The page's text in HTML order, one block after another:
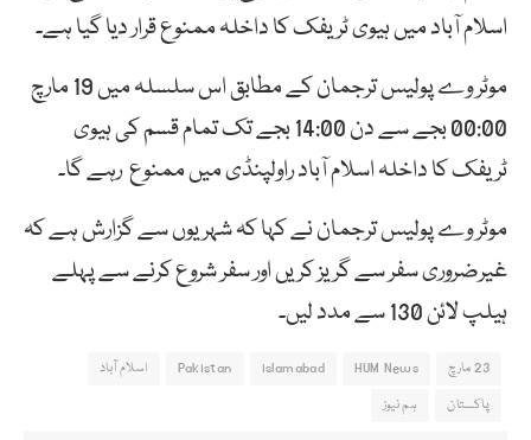
اسلام آباد میں ہیوی ٹریفک کا داخلہ ممنوع قرار دیا گیا ہے۔
موٹر وے پولیس ترجمان کے مطابق اس سلسلہ میں 19 مارچ
00:00 بجے سے دن 14:00 بجے تک تمام قسم کی ہیوی
ٹریفک کا داخلہ اسلام آباد راولپنڈی میں ممنوع رہے گا۔
موٹر وے پولیس ترجمان نے کہا کہ شہریوں سے گزارش ہے کہ
غیرضروری سفر سے گریز کریں اور سفر شروع کرنے سے پہلے
ہیلپ لائن 130 سے مدد لیں۔
23 مارچ HUM News
islamabad
Pakistan
اسلام آباد
پاکستان
ہم نیوز